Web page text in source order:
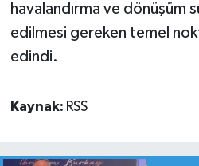
havalandırma ve dönüşüm
edilmesi gereken temel
edindi.
Kaynak: RSS